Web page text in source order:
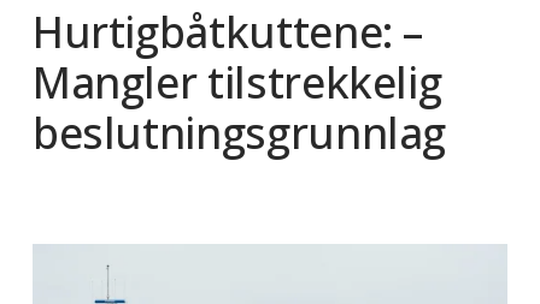
Hurtigbåtkuttene: –
Mangler tilstrekkelig
beslutningsgrunnlag